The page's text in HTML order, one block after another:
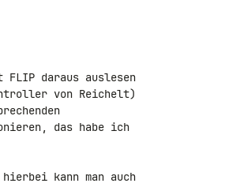
daraus auslesen
von Reichelt)
das habe ich
kann man auch